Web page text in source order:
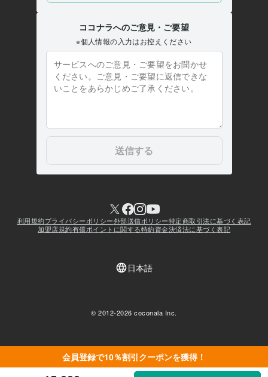
会員登録で10％割引クーポンを獲得！